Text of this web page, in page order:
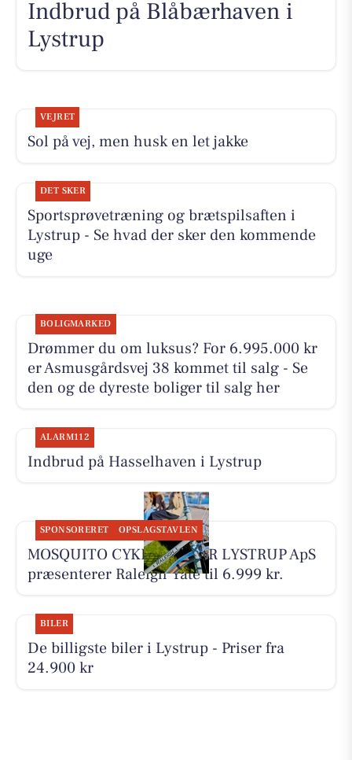
Indbrud på Blåbærhaven i
Lystrup
VEJRET
Sol på vej, men husk en let jakke
DET SKER
Sportsprøvetræning og brætspilsaften i
Lystrup - Se hvad der sker den kommende
uge
BOLIGMARKED
Drømmer du om luksus? For 6.995.000 kr
er Asmusgårdsvej 38 kommet til salg - Se
den og de dyreste boliger til salg her
ALARM112
Indbrud på Hasselhaven i Lystrup
SPONSORERET OPSLAGSTAVLEN
MOSQUITO CYKELCENTER LYSTRUP ApS
præsenterer Raleigh Yate til 6.999 kr.
BILER
De billigste biler i Lystrup - Priser fra
24.900 kr